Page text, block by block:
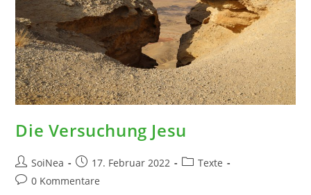
Die Versuchung Jesu
Beitrags-
Autor:
SoiNea
Beitrag
veröffentlicht:
17. Februar 2022
Beitrags-
Texte
Beitrags-
0 Kommentare